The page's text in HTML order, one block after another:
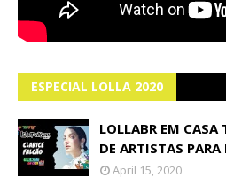
ESPECIAL LOLLA 2020
LOLLABR EM CASA
DE ARTISTAS
April 15, 2020